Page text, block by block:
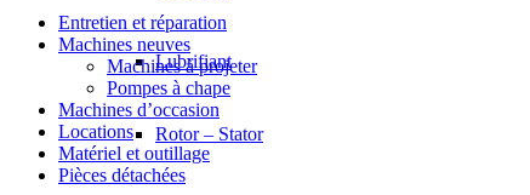
Lubrifiant
Rotor – Stator
Entretien et réparation
Machines neuves
Machines à projeter
Pompes à chape
Machines d’occasion
Locations
Matériel et outillage
Pièces détachées